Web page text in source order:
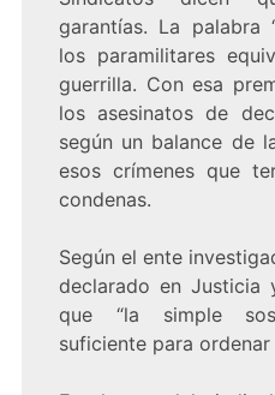
garantías. La palabra
los paramilitares
guerrilla. Con esa
los asesinatos de
según un balance de
esos crímenes que
condenas.
Según el ente
declarado en Justicia
que “la simple
suficiente para